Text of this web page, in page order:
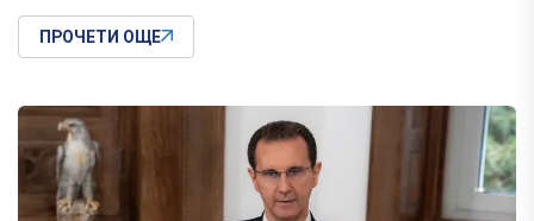
ПРОЧЕТИ ОЩЕ